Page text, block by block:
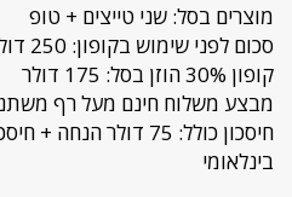
מוצרים בסל: שני טייצים + טופ
סכום לפני שימוש בקופון: 250 דולר
קופון 30% הוזן בסל: 175 דולר
מבצע משלוח חינם מעל רף
חיסכון כולל: 75 דולר
בינלאומי